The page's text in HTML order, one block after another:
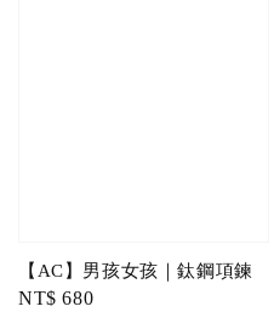
【AC】男孩女孩｜鈦鋼項鍊
Regular
NT$ 680